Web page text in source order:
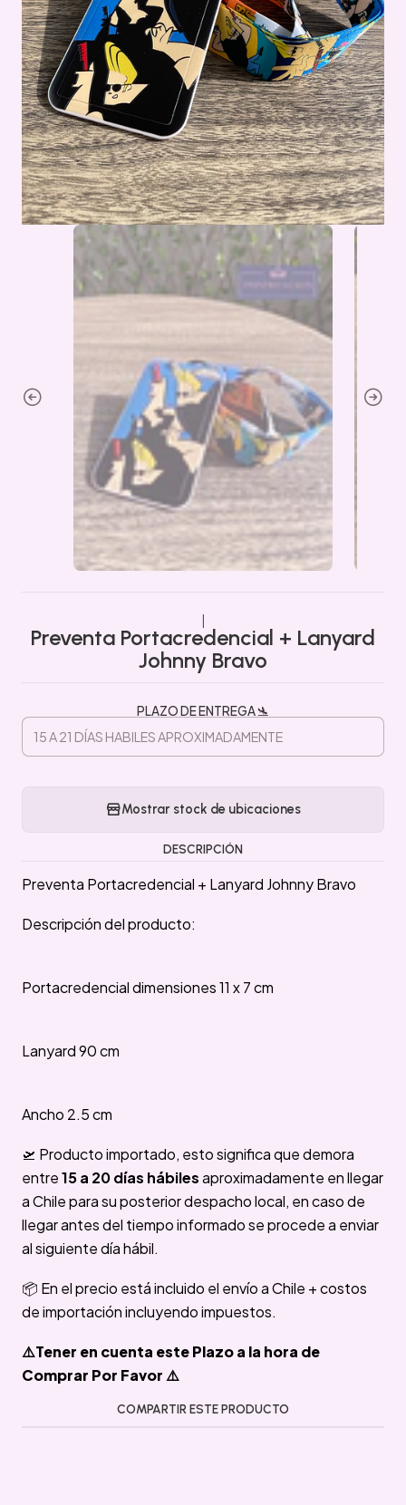
Preventa Portacredencial + Lanyard
Johnny Bravo
PLAZO DE ENTREGA 🛬
Mostrar stock de ubicaciones
DESCRIPCIÓN
Preventa Portacredencial + Lanyard Johnny Bravo
Descripción del producto:
Portacredencial dimensiones 11 x 7 cm
Lanyard 90 cm
Ancho 2.5 cm
🛫 Producto importado, esto significa que demora
entre15 a 20 días hábilesaproximadamente en llegar
a Chile para su posterior despacho local, en caso de
llegar antes del tiempo informado se procede a enviar
al siguiente día hábil.
📦 En el precio está incluido el envío a Chile + costos
de importación incluyendo impuestos.
⚠️Tener en cuenta este Plazo a la hora de
Comprar Por Favor ⚠️
COMPARTIR ESTE PRODUCTO